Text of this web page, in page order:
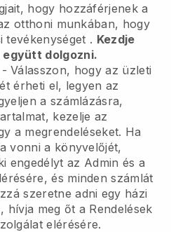
hogy hozzáférjenek a
otthoni munkában, hogy
tevékenységet . Kezdje
dolgozni.
- Válasszon, hogy az üzleti
érheti el, legyen az
a számlázásra,
kezelje az
a megrendeléseket. Ha
vonni a könyvelőjét,
engedélyt az Admin és a
és minden számlát
szeretne adni egy házi
, hívja meg őt a Rendelések
elérésére.